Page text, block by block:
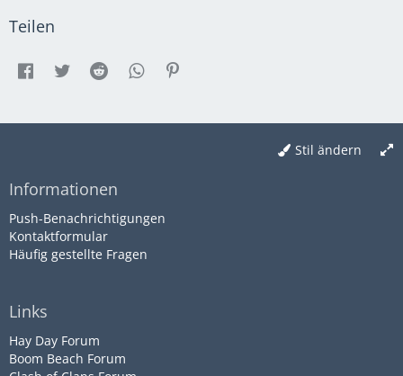
Teilen
Stil ändern
Informationen
Push-Benachrichtigungen
Kontaktformular
Häufig gestellte Fragen
Links
Hay Day Forum
Boom Beach Forum